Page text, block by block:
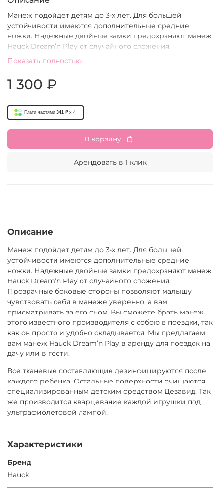
Манеж подойдет детям до 3-х лет. Для большей
устойчивости имеются дополнительные средние
ножки. Надежные двойные замки предохраняют манеж
Hauck Dream’n Play от случайного сложения.
Прозрачные боковые стороны позволяют малышу
присматривать за его сном.
Показать полностью
1 300 ₽
Плати частями 341 ₽ x 4
В корзину
Арендовать в 1 клик
Описание
Манеж подойдет детям до 3-х лет. Для большей
устойчивости имеются дополнительные средние
ножки. Надежные двойные замки предохраняют манеж
Hauck Dream’n Play от случайного сложения.
Прозрачные боковые стороны позволяют малышу
чувствовать себя в манеже уверенно, а вам
присматривать за его сном. Вы сможете брать манеж
этого известного производителя с собою в поездки, так
как он просто и удобно складывается. Мы предлагаем
вам манеж Hauck Dream’n Play в аренду для поездок на
дачу или в гости.
Все тканевые составляющие дезинфицируются после
каждого ребенка. Остальные поверхности очищаются
специализированным детским средством Дезавид. Так
же производится кварцевание каждой игрушки под
ультрафиолетовой лампой.
Характеристики
Бренд
Hauck